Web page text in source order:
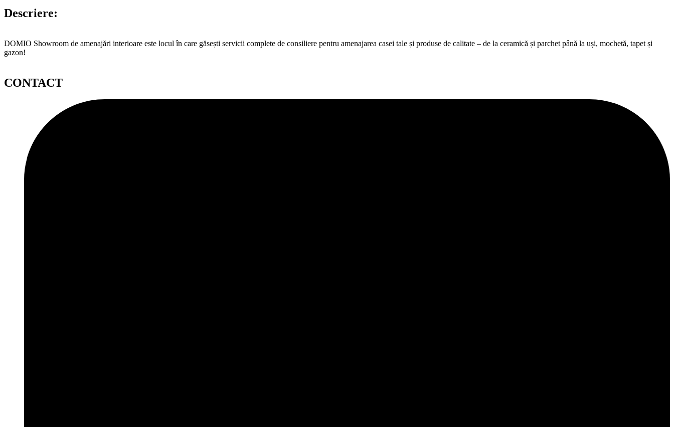
Descriere:
DOMIO Showroom de amenajări interioare este locul în care găsești servicii complete de consiliere pentru amenajarea casei tale și produse de calitate – de la ceramică și parchet până la uși, mochetă, tapet și
gazon!
CONTACT